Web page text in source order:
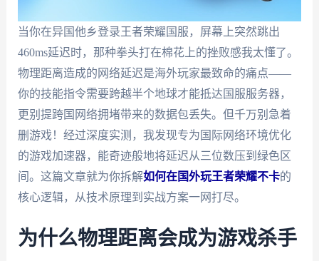
当你在异国他乡登录王者荣耀国服，屏幕上突然跳出
460ms延迟时，那种拳头打在棉花上的挫败感我太懂了。
物理距离造成的网络延迟是海外玩家最致命的痛点——
你的技能指令需要跨越半个地球才能抵达国服服务器，
更别提跨国网络拥堵带来的数据包丢失。但千万别急着
删游戏！经过深度实测，我发现专为国际网络环境优化
的游戏加速器，能奇迹般地将延迟从三位数压到绿色区
间。这篇文章就为你拆解如何在国外玩王者荣耀不卡的
核心逻辑，从技术原理到实战方案一网打尽。
为什么物理距离会成为游戏杀手